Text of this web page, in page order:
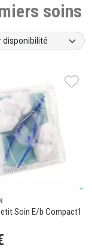
soins
Soin E/b Compact1